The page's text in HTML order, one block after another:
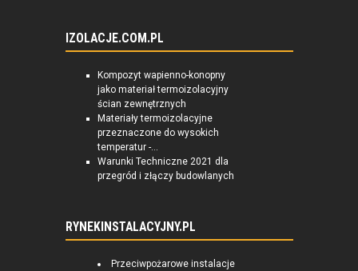
IZOLACJE.COM.PL
Kompozyt wapienno-konopny
jako materiał termoizolacyjny
ścian zewnętrznych
Materiały termoizolacyjne
przeznaczone do wysokich
temperatur -...
Warunki Techniczne 2021 dla
przegród i złączy budowlanych
RYNEKINSTALACYJNY.PL
Przeciwpożarowe instalacje